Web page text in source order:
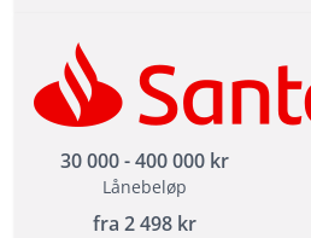
Fordeler
Din søknad går til 15 långivere
Tilbyr refinansiering
Står for ansvarlig utlån
30 000 - 400 000 kr
Lånebeløp
fra 2 498 kr